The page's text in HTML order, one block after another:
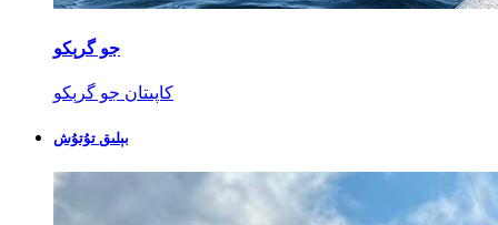
جو گرېكو
كاپىتان جو گرېكو
بېلىق تۇتۇش